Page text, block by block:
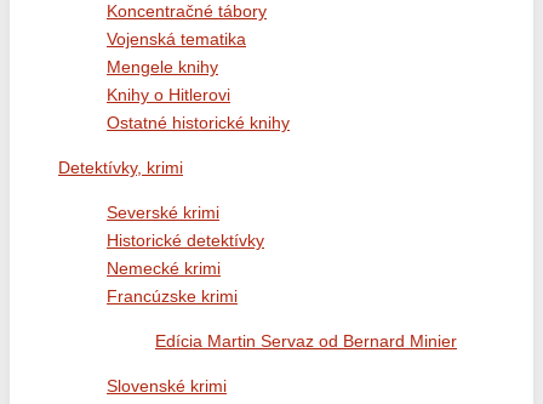
Koncentračné tábory
Vojenská tematika
Mengele knihy
Knihy o Hitlerovi
Ostatné historické knihy
Detektívky, krimi
Severské krimi
Historické detektívky
Nemecké krimi
Francúzske krimi
Edícia Martin Servaz od Bernard Minier
Slovenské krimi